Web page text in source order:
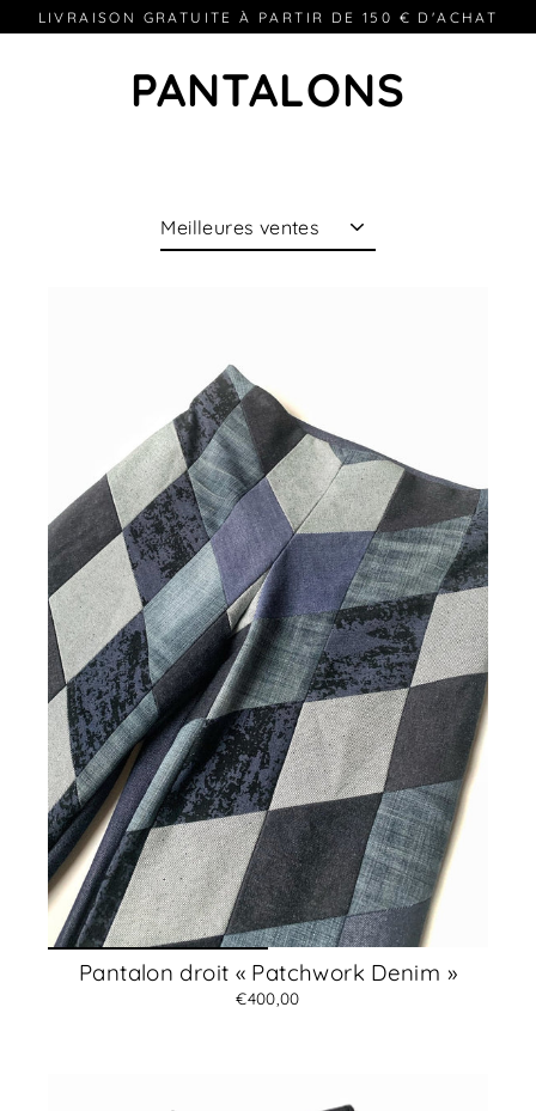
Passer
au
LIVRAISON GRATUITE À PARTIR DE 150 € D'ACHAT
PANTALONS
Appliquer
Pantalon droit « Patchwork Denim »
€400,00